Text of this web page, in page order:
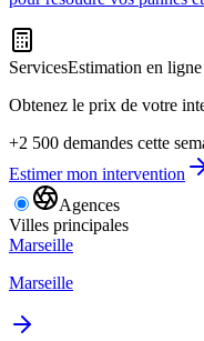
ServicesEstimation en ligne
Obtenez le prix de votre
+2 500 demandes cette
Estimer mon intervention
Agences
Villes principales
Marseille
Marseille